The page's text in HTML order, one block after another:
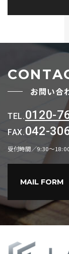
って、当該情
第2条（個人情
当社は、以下の
取得し、取得し
以下の⽬的の
事前に適切な⽅
す。
お問い合
求人採用
絡。
取得した
に適した
ャンペー
お問い合
TEL.0120-
FAX.042-
受付時間／9:30～
MAIL FORM